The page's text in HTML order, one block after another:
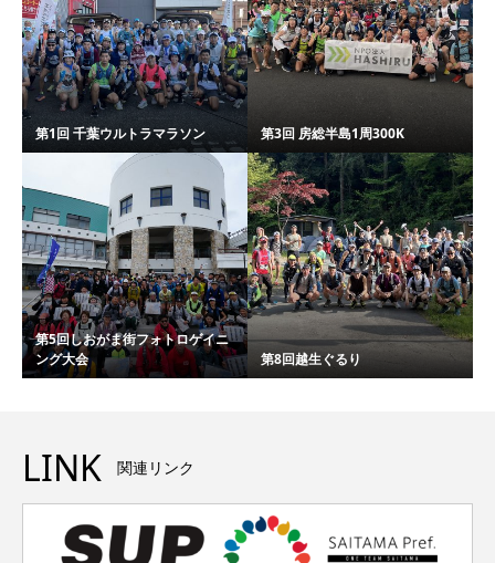
第1回 千葉ウルトラマラソン 第3回 房総半島1周300K
第5回しおがま街フォトロゲイニ
ング大会
第8回越生ぐるり
LINK 関連リンク